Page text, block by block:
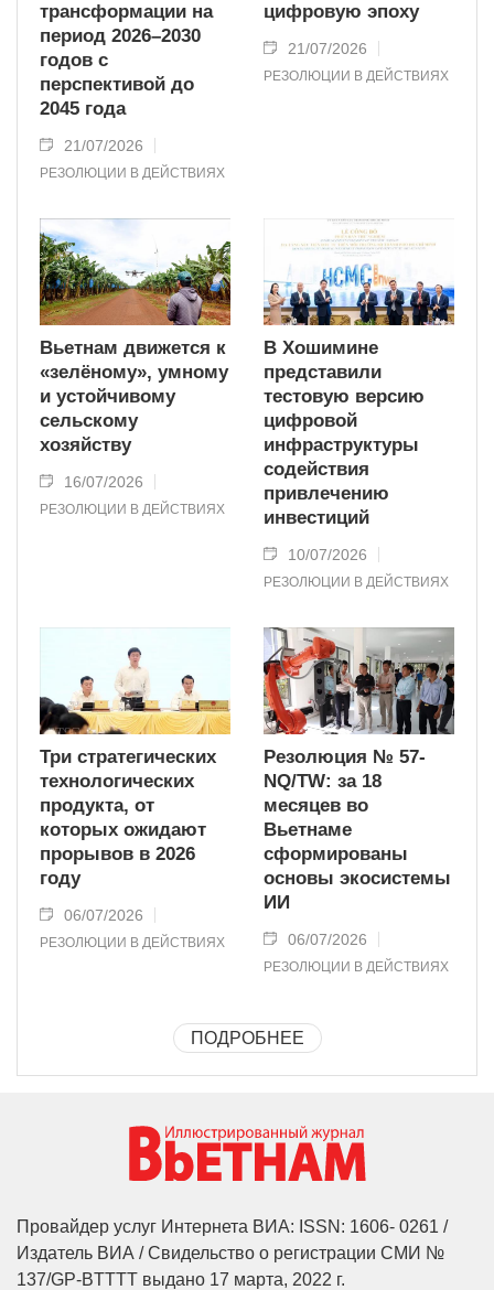
трансформации на
период 2026–2030
годов с
перспективой до
2045 года
21/07/2026
РЕЗОЛЮЦИИ В ДЕЙСТВИЯХ
цифровую эпоху
21/07/2026
РЕЗОЛЮЦИИ В ДЕЙСТВИЯХ
Вьетнам движется к
«зелёному», умному
и устойчивому
сельскому
хозяйству
16/07/2026
РЕЗОЛЮЦИИ В ДЕЙСТВИЯХ
В Хошимине
представили
тестовую версию
цифровой
инфраструктуры
содействия
привлечению
инвестиций
10/07/2026
РЕЗОЛЮЦИИ В ДЕЙСТВИЯХ
Три стратегических
технологических
продукта, от
которых ожидают
прорывов в 2026
году
06/07/2026
РЕЗОЛЮЦИИ В ДЕЙСТВИЯХ
Резолюция № 57-
NQ/TW: за 18
месяцев во
Вьетнаме
сформированы
основы экосистемы
ИИ
06/07/2026
РЕЗОЛЮЦИИ В ДЕЙСТВИЯХ
ПОДРОБНЕЕ
Провайдер услуг Интернета ВИА: ISSN: 1606- 0261 /
Издатель ВИА / Свидельство о регистрации СМИ №
137/GP-BTTTT выдано 17 марта, 2022 г.